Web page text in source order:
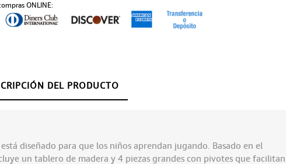
ONLINE:
DEL PRODUCTO
diseñado para que los niños aprendan jugando. Basado en el
un tablero de madera y 4 piezas grandes con pivotes que facilitan